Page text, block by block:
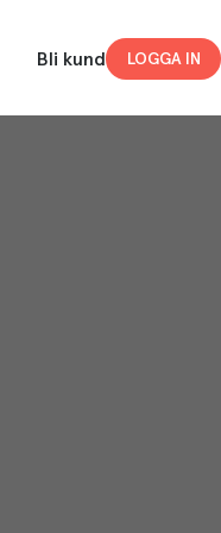
Bli kund LOGGA IN